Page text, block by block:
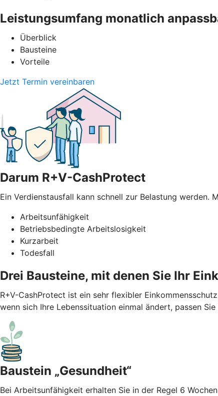
Leistungsumfang monatlich
Überblick
Bausteine
Vorteile
Jetzt Termin vereinbaren
Darum R+V-CashProtect
Ein Verdienstausfall kann schnell zur Belastung
Arbeitsunfähigkeit
Betriebsbedingte Arbeitslosigkeit
Kurzarbeit
Todesfall
Drei Bausteine, mit denen Sie Ihr
R+V-CashProtect ist ein sehr flexibler
wenn sich Ihre Lebenssituation einmal ändert, passen
Baustein „Gesundheit“
Bei Arbeitsunfähigkeit erhalten Sie in der Regel 6